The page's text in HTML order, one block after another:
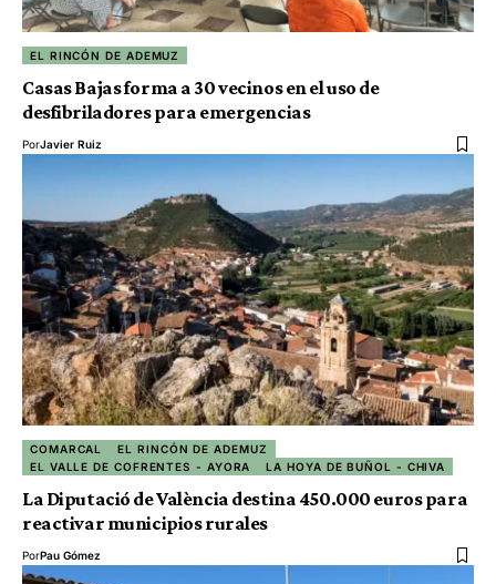
EL RINCÓN DE ADEMUZ
Casas Bajas forma a 30 vecinos en el uso de
desfibriladores para emergencias
PorJavier Ruiz
COMARCAL
EL RINCÓN DE ADEMUZ
EL VALLE DE COFRENTES - AYORA
LA HOYA DE BUÑOL - CHIVA
La Diputació de València destina 450.000 euros para
reactivar municipios rurales
PorPau Gómez